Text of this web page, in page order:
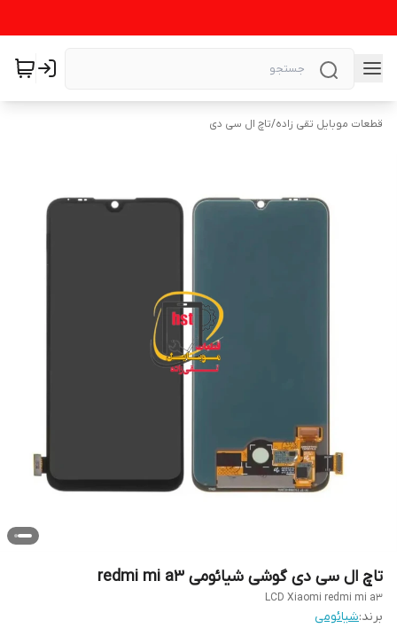
قطعات موبایل تقی زاده/تاچ ال سی دی
تاچ ال سی دی گوشی شیائومی redmi mi a3
LCD Xiaomi redmi mi a3
برند:شیائومی